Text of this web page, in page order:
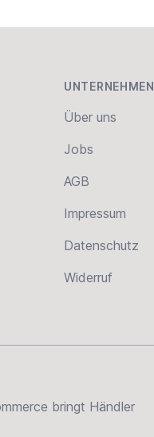
UNTERNEHMEN
Über uns
Jobs
AGB
Impressum
Datenschutz
Widerruf
bringt Händler